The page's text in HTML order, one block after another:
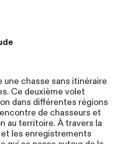
une chasse sans itinéraire
Ce deuxième volet
dans différentes régions
de chasseurs et
au territoire. À travers la
les enregistrements